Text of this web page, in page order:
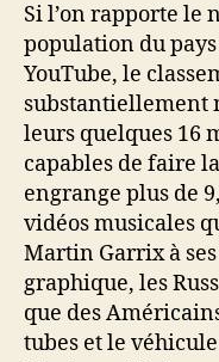
Si l’on rapporte le
population du
YouTube, le
substantiellement
leurs quelques 16
capables de faire
engrange plus de
vidéos musicales
Martin Garrix à
graphique, les
que des
tubes et le